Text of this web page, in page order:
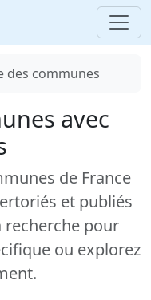
des communes
avec
de France
et publiés
recherche pour
ou explorez